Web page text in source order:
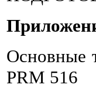
Основные
PRM 516